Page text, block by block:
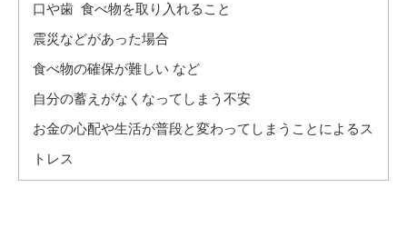
口や歯 食べ物を取り入れること
震災などがあった場合
食べ物の確保が難しい など
自分の蓄えがなくなってしまう不安
お金の心配や生活が普段と変わってしまうことによるス
トレス